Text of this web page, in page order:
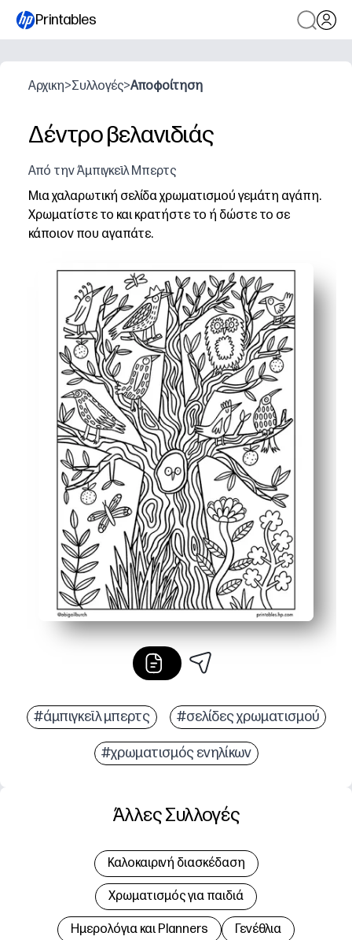
Printables
Αρχικη>Συλλογές>Αποφοίτηση
Δέντρο βελανιδιάς
Από την Άμπιγκεϊλ Μπερτς
Μια χαλαρωτική σελίδα χρωματισμού γεμάτη αγάπη.
Χρωματίστε το και κρατήστε το ή δώστε το σε
κάποιον που αγαπάτε.
#άμπιγκεϊλ μπερτς #σελίδες χρωματισμού
#χρωματισμός ενηλίκων
Άλλες Συλλογές
Καλοκαιρινή διασκέδαση
Χρωματισμός για παιδιά
Hμερολόγια και Planners Γενέθλια